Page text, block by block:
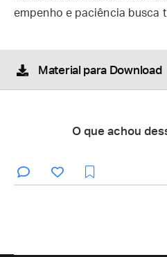
empenho e paciência busca
Material para Download
O que achou